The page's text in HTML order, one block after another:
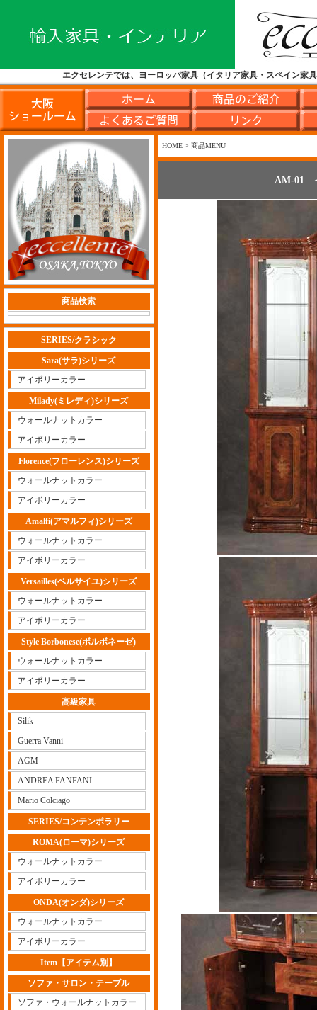
エクセレンテでは、ヨーロッパ家具（イタリア家具・スペイン家
HOME > 商品MENU
AM-01
商品検索
SERIES/クラシック
Sara(サラ)シリーズ
アイボリーカラー
Milady(ミレディ)シリーズ
ウォールナットカラー
アイボリーカラー
Florence(フローレンス)シリーズ
ウォールナットカラー
アイボリーカラー
Amalfi(アマルフィ)シリーズ
ウォールナットカラー
アイボリーカラー
Versailles(ベルサイユ)シリーズ
ウォールナットカラー
アイボリーカラー
Style Borbonese(ボルボネーゼ)
ウォールナットカラー
アイボリーカラー
高級家具
Silik
Guerra Vanni
AGM
ANDREA FANFANI
Mario Colciago
SERIES/コンテンポラリー
ROMA(ローマ)シリーズ
ウォールナットカラー
アイボリーカラー
ONDA(オンダ)シリーズ
ウォールナットカラー
アイボリーカラー
Item【アイテム別】
ソファ・サロン・テーブル
ソファ・ウォールナットカラー